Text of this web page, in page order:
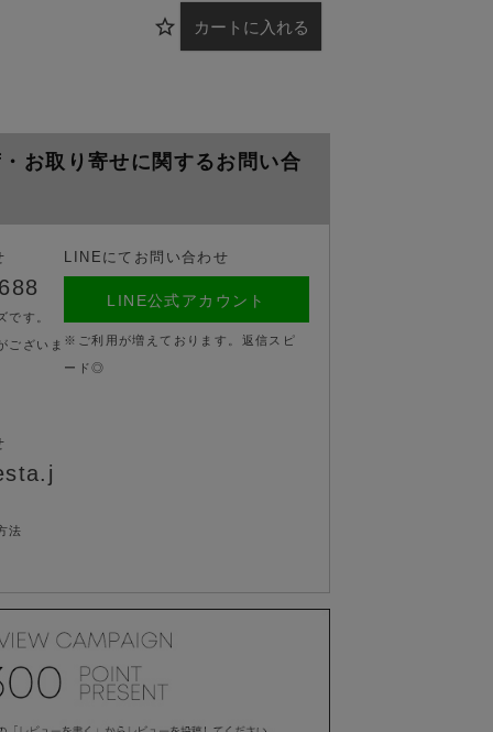
カートに入れる
お取り寄せに関するお問い合
です。
ございま
法
LINEにてお問い合わせ
LINE公式アカウント
※ご利用が増えております。返信スピ
ード◎